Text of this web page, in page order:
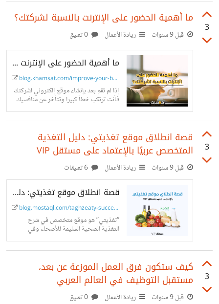
3
ما أهمية الحضور على الإنترنت بالنسبة لشركتك؟
قبل 9 سنوات ريادة الأعمال
ما أهمية الحضور على الإنترنت بالنسبة لشركتك؟
blog.khamsat.com/improve-your-bus...
إذا لم تقم بعد بإنشاء موقع إلكتروني لشركتك
فأنت ترتكب خطأ كبيرا وتتأخر عن منافسيك
خطوات كبيرة، وتغامر بخسارة الكثير من
3
قصة انطلاق موقع تغذيتي: دليل التغذية
المتخصص عربيًا بالإعتماد على مستقل VIP
قبل 9 سنوات ريادة الأعمال
قصة انطلاق موقع تغذيتي: دليل التغذية المتخصص عربيًا بالإعتماد على مستقل VIP | مدونة مستقل
blog.mostaql.com/taghzeaty-succes...
“تغذيتي” هو موقع متخصص في شرح
التغذية الصحية السليمة للأصحاء وفي
الحالات المرضية، يعتبر الموقع كدليل توعوي
3
كيف ستكون فرق العمل الموزعة عن بعد،
مستقبل التوظيف في العالم العربي
قبل 9 سنوات ريادة الأعمال